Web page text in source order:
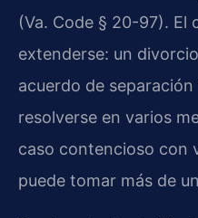
(Va. Code § 20-97). El
extenderse: un
acuerdo de
resolverse en varios
caso contencioso con
puede tomar más de